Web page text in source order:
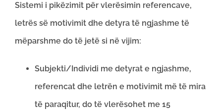
Sistemi i pikëzimit për vlerësimin referencave,
letrës së motivimit dhe detyra të ngjashme të
mëparshme do të jetë si në vijim:
Subjekti/Individi me detyrat e ngjashme,
referencat dhe letrën e motivimit më të mira
të paraqitur, do të vlerësohet me 15